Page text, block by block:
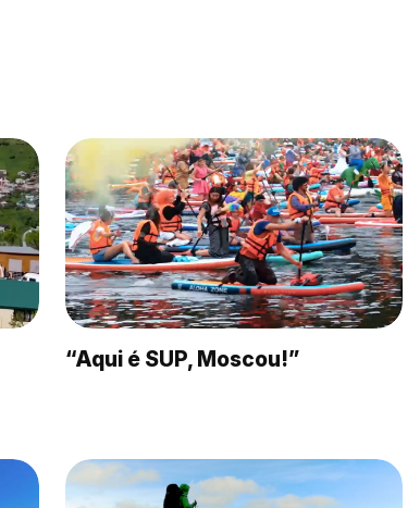
“Aqui é SUP, Moscou!”